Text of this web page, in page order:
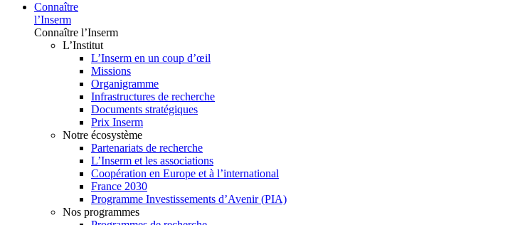
Connaître
l’Inserm
Connaître l’Inserm
L’Institut
L’Inserm en un coup d’œil
Missions
Organigramme
Infrastructures de recherche
Documents stratégiques
Prix Inserm
Notre écosystème
Partenariats de recherche
L’Inserm et les associations
Coopération en Europe et à l’international
France 2030
Programme Investissements d’Avenir (PIA)
Nos programmes